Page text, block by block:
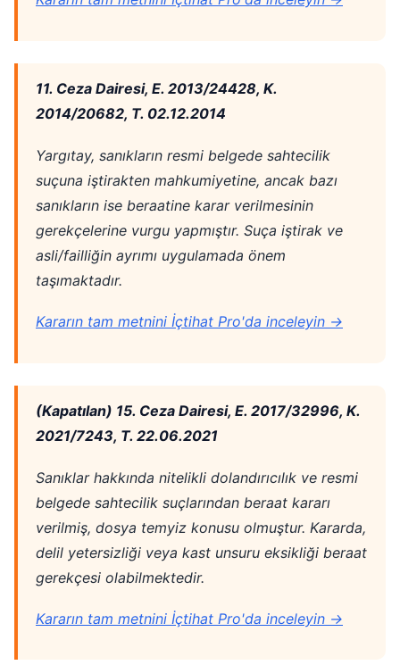
11. Ceza Dairesi, E. 2013/24428, K.
2014/20682, T. 02.12.2014
Yargıtay, sanıkların resmi belgede sahtecilik
suçuna iştirakten mahkumiyetine, ancak bazı
sanıkların ise beraatine karar verilmesinin
gerekçelerine vurgu yapmıştır. Suça iştirak ve
asli/failliğin ayrımı uygulamada önem
taşımaktadır.
Kararın tam metnini İçtihat Pro'da inceleyin →
(Kapatılan) 15. Ceza Dairesi, E. 2017/32996, K.
2021/7243, T. 22.06.2021
Sanıklar hakkında nitelikli dolandırıcılık ve resmi
belgede sahtecilik suçlarından beraat kararı
verilmiş, dosya temyiz konusu olmuştur. Kararda,
delil yetersizliği veya kast unsuru eksikliği beraat
gerekçesi olabilmektedir.
Kararın tam metnini İçtihat Pro'da inceleyin →